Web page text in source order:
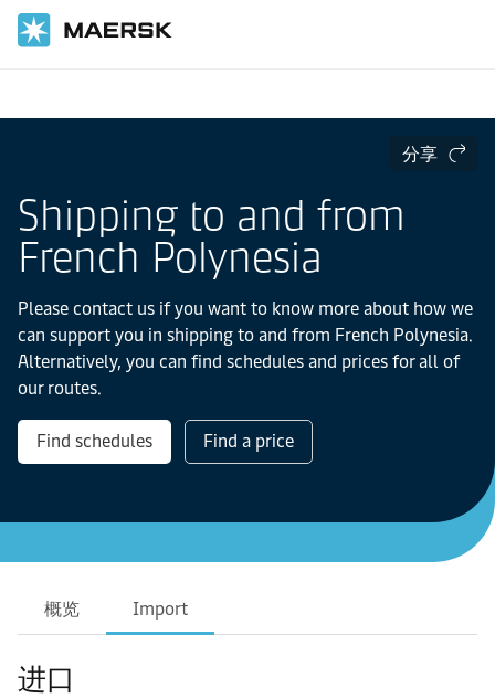
分享
Shipping to and from
French Polynesia
Please contact us if you want to know more about how we
can support you in shipping to and from French Polynesia.
Alternatively, you can find schedules and prices for all of
our routes.
Find schedules Find a price
概览 Import
进口